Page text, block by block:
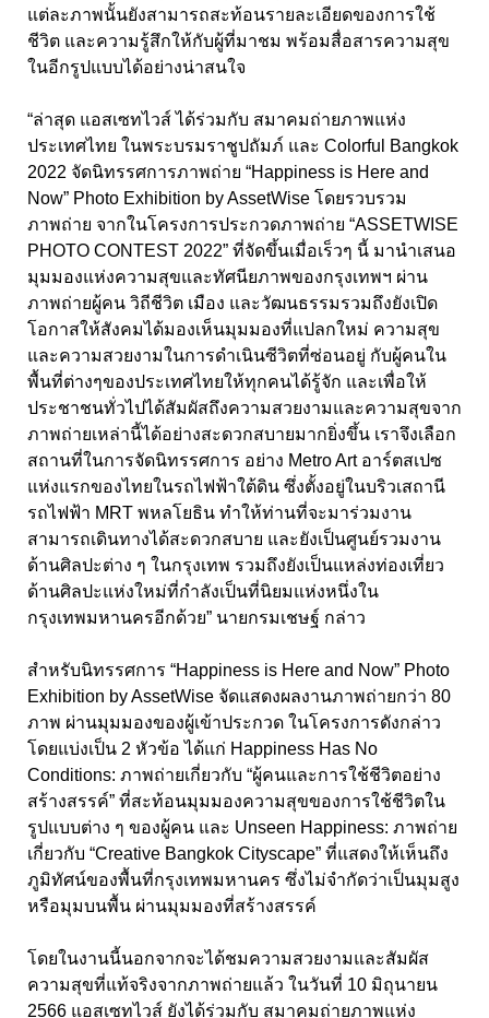
แต่ละภาพนั้นยังสามารถสะท้อนรายละเอียดของการใช้
ชีวิต และความรู้สึกให้กับผู้ที่มาชม พร้อมสื่อสารความสุข
ในอีกรูปแบบได้อย่างน่าสนใจ
“ล่าสุด แอสเซทไวส์ ได้ร่วมกับ สมาคมถ่ายภาพแห่ง
ประเทศไทย ในพระบรมราชูปถัมภ์ และ Colorful Bangkok
2022 จัดนิทรรศการภาพถ่าย “Happiness is Here and
Now” Photo Exhibition by AssetWise โดยรวบรวม
ภาพถ่าย จากในโครงการประกวดภาพถ่าย “ASSETWISE
PHOTO CONTEST 2022” ที่จัดขึ้นเมื่อเร็วๆ นี้ มานำเสนอ
มุมมองแห่งความสุขและทัศนียภาพของกรุงเทพฯ ผ่าน
ภาพถ่ายผู้คน วิถีชีวิต เมือง และวัฒนธรรมรวมถึงยังเปิด
โอกาสให้สังคมได้มองเห็นมุมมองที่แปลกใหม่ ความสุข
และความสวยงามในการดำเนินซีวิตที่ซ่อนอยู่ กับผู้คนใน
พื้นที่ต่างๆของประเทศไทยให้ทุกคนได้รู้จัก และเพื่อให้
ประชาชนทั่วไปได้สัมผัสถึงความสวยงามและความสุขจาก
ภาพถ่ายเหล่านี้ได้อย่างสะดวกสบายมากยิ่งขึ้น เราจึงเลือก
สถานที่ในการจัดนิทรรศการ อย่าง Metro Art อาร์ตสเปซ
แห่งแรกของไทยในรถไฟฟ้าใต้ดิน ซึ่งตั้งอยู่ในบริวเสถานี
รถไฟฟ้า MRT พหลโยธิน ทำให้ท่านที่จะมาร่วมงาน
สามารถเดินทางได้สะดวกสบาย และยังเป็นศูนย์รวมงาน
ด้านศิลปะต่าง ๆ ในกรุงเทพ รวมถึงยังเป็นแหล่งท่องเที่ยว
ด้านศิลปะแห่งใหม่ที่กำลังเป็นที่นิยมแห่งหนึ่งใน
กรุงเทพมหานครอีกด้วย” นายกรมเชษฐ์ กล่าว
สำหรับนิทรรศการ “Happiness is Here and Now” Photo
Exhibition by AssetWise จัดแสดงผลงานภาพถ่ายกว่า 80
ภาพ ผ่านมุมมองของผู้เข้าประกวด ในโครงการดังกล่าว
โดยแบ่งเป็น 2 หัวข้อ ได้แก่ Happiness Has No
Conditions: ภาพถ่ายเกี่ยวกับ “ผู้คนและการใช้ชีวิตอย่าง
สร้างสรรค์” ที่สะท้อนมุมมองความสุขของการใช้ชีวิตใน
รูปแบบต่าง ๆ ของผู้คน และ Unseen Happiness: ภาพถ่าย
เกี่ยวกับ “Creative Bangkok Cityscape” ที่แสดงให้เห็นถึง
ภูมิทัศน์ของพื้นที่กรุงเทพมหานคร ซึ่งไม่จำกัดว่าเป็นมุมสูง
หรือมุมบนพื้น ผ่านมุมมองที่สร้างสรรค์
โดยในงานนี้นอกจากจะได้ชมความสวยงามและสัมผัส
ความสุขที่แท้จริงจากภาพถ่ายแล้ว ในวันที่ 10 มิถุนายน
2566 แอสเซทไวส์ ยังได้ร่วมกับ สมาคมถ่ายภาพแห่ง